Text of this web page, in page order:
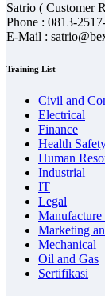
Satrio ( Customer
Phone : 0813-
E-Mail :
Training List
Civil and
Electrical
Finance
Health
Human
Industrial
IT
Legal
Marketing
Mechanical
Oil and Gas
Sertifikasi